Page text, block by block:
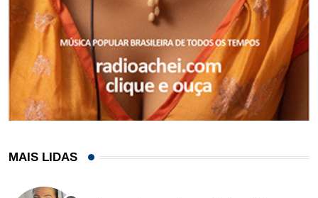
MAIS LIDAS